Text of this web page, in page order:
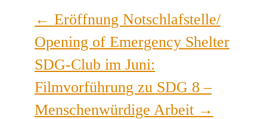
← Eröffnung Notschlafstelle/
Opening of Emergency Shelter
SDG-Club im Juni:
Filmvorführung zu SDG 8 –
Menschenwürdige Arbeit →